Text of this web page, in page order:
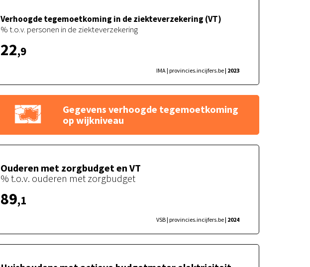
Verhoogde tegemoetkoming in de ziekteverzekering (VT)
% t.o.v. personen in de ziekteverzekering
22,9
IMA | provincies.incijfers.be| 2023
Gegevens verhoogde tegemoetkoming
op wijkniveau
Gegevens verhoogde tegemoetkoming op wijkniveau
Ouderen met zorgbudget en VT
% t.o.v. ouderen met zorgbudget
89,1
VSB | provincies.incijfers.be| 2024